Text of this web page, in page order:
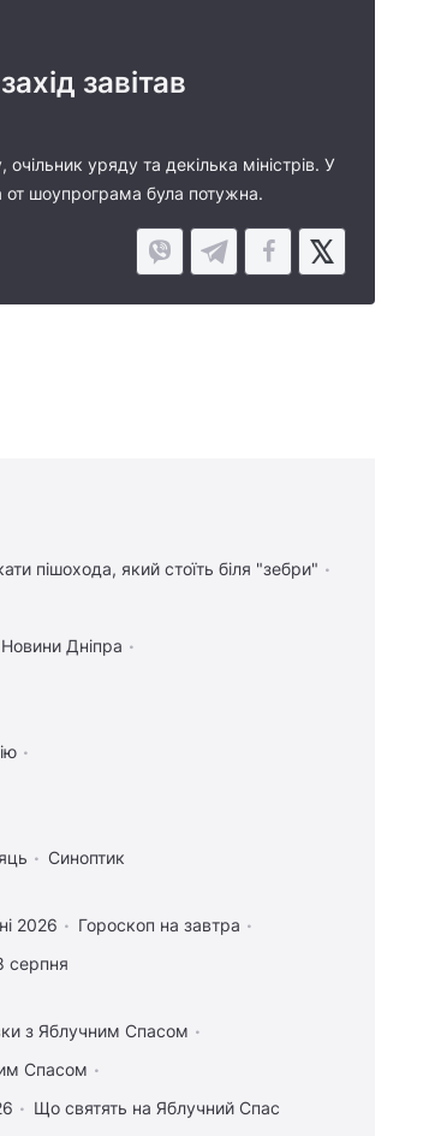
завітав
уряду та декілька міністрів. У
от шоупрограма була потужна.
пішохода, який стоїть біля "зебри"
Новини Дніпра
Синоптик
2026
Гороскоп на завтра
серпня
з Яблучним Спасом
Спасом
Що святять на Яблучний Спас